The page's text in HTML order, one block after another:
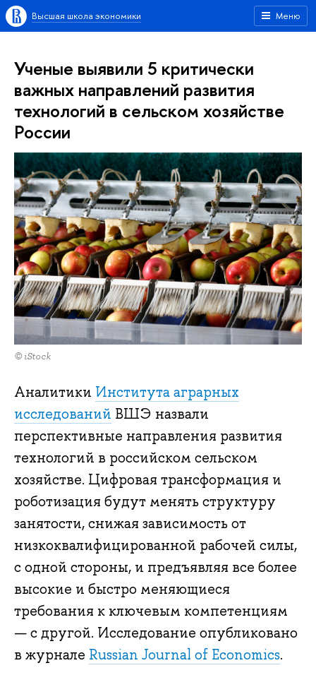
Меню
Высшая школа экономики
Ученые выявили 5 критически
важных направлений развития
технологий в сельском хозяйстве
России
© iStock
Аналитики Института аграрных
исследований ВШЭ назвали
перспективные направления развития
технологий в российском сельском
хозяйстве. Цифровая трансформация и
роботизация будут менять структуру
занятости, снижая зависимость от
низкоквалифицированной рабочей силы,
с одной стороны, и предъявляя все более
высокие и быстро меняющиеся
требования к ключевым компетенциям
— с другой. Исследование опубликовано
в журнале Russian Journal of Economics.